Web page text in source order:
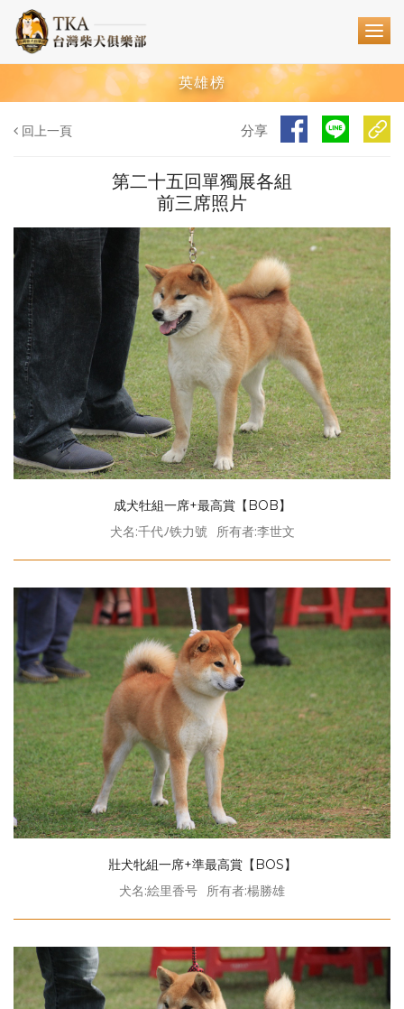
英雄榜
回上一頁 分享
第二十五回單獨展各組
前三席照片
成犬牡組一席+最高賞【BOB】
犬名:千代ﾉ铁力號 所有者:李世文
壯犬牝組一席+準最高賞【BOS】
犬名:絵里香号 所有者:楊勝雄